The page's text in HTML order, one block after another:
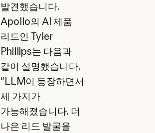
발견했습니다.
Apollo의 AI 제품
리드인 Tyler
Phillips는 다음과
같이 설명했습니다.
"LLM이 등장하면서
세 가지가
가능해졌습니다. 더
나은 리드 발굴을